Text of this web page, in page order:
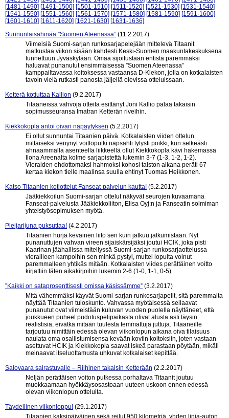
[1481-1490] [1491-1500] [1501-1510] [1511-1520] [1521-1530] [1531-1540]
[1541-1550] [1551-1560] [1561-1570] [1571-1580] [1581-1590] [1591-1600]
[1601-1610] [1611-1620] [1621-1630] [1631-1636]
Sunnuntaisähinää ”Suomen Ateenassa” (11.2.2017)
Viimeisiä Suomi-sarjan runkosarjapelejään mittelevä Titaanit
matkustaa viikon sisään kahdesti Keski-Suomen maakuntakeskuksena
tunnettuun Jyväskylään. Omaa sijoitustaan entistä paremmaksi
haluavat punanutut ensimmäisessä ”Suomen Ateenassa”
kamppailtavassa koitoksessa vastaansa D-Kiekon, jolla on kotkalaisten
tavoin vielä rutkasti panosta jäljellä olevissa otteluissaan.
Ketterä kotiuttaa Kallion (9.2.2017)
Titaaneissa vahvoja otteita esittänyt Joni Kallio palaa takaisin
sopimusseuransa Imatran Ketterän riveihin.
Kiekkokopla antoi oivan näpäytyksen (5.2.2017)
Ei ollut sunnuntai Titaanien päivä. Kotkalaisten viiden ottelun
mittaiseksi venynyt voittoputki napsahti tylysti poikki, kun selkeästi
ahnaammalla asenteella liikkeellä ollut Kiekkokopla kävi hakemassa
Ilona Areenalta kolme sarjapistettä lukemin 3-7 (1-3, 1-2, 1-2).
Vieraiden ehdottomaksi hahmoksi kohosi taiston aikana peräti 67
kertaa kiekon tielle maalinsa suulla ehtinyt Tuomas Heikkonen.
Katso Titaanien kotiottelut Fanseat-palvelun kautta! (5.2.2017)
Jääkiekkoilun Suomi-sarjan ottelut näkyvät seurojen kuvaamana
Fanseat-palvelusta Jääkiekkoliiton, Elisa Oyj:n ja Fanseatin solmiman
yhteistyösopimuksen myötä.
Pleijarijuna puksuttaa! (4.2.2017)
Titaanien hurja keväinen liito sen kuin jatkuu jatkumistaan. Nyt
punanuttujen vahvan vireen sijaiskärsijäksi joutui HCIK, joka pisti
Kaarinan jäähallissa mitellyssä Suomi-sarjan runkosarjaottelussa
vierailleen kampoihin sen minkä pystyi, muttei lopulta voinut
paremmalleen yhtikäs mitään. Kotkalaisten viides perättäinen voitto
kirjattiin täten aikakirjoihin lukemin 2-6 (1-0, 1-1, 0-5).
”Kaikki on sataprosenttisesti omissa käsissämme” (3.2.2017)
Mitä vähemmäksi käyvät Suomi-sarjan runkosarjapelit, sitä paremmalta
näyttää Titaanien tuloskunto. Vahvassa myötäisessä seilaavat
punanutut ovat viimeistään kuluvan vuoden puolella näyttäneet, että
joukkueen puheet pudotuspelipaikasta olivat alusta asti täysin
realistisia, eivätkä mitään tuulesta temmattuja juttuja. Titaaneille
tarjoutuu nimittäin edessä olevan viikonlopun aikana oiva tilaisuus
naulata oma osallistumisensa kevään koviin koitoksiin, joten vastaan
asettuvat HCIK ja Kiekkokopla saavat iskeä parastaan pöytään, mikäli
meinaavat itseluottamusta uhkuvat kotkalaiset kepittää.
Salovaara sairastuvalle – Riihinen takaisin Ketterään (2.2.2017)
Neljän perättäisen voiton putkessa porhaltava Titaanit joutuu
muokkaamaan hyökkäysosastoaan uuteen uskoon ennen edessä
olevan viikonlopun otteluita.
Täydellinen viikonloppu! (29.1.2017)
Titaanien kaksipäiväinen sekä reilut 950 kilometriä, yhden linja-auton